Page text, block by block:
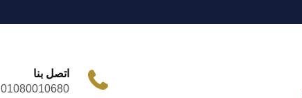
اتصل بنا
01080010680